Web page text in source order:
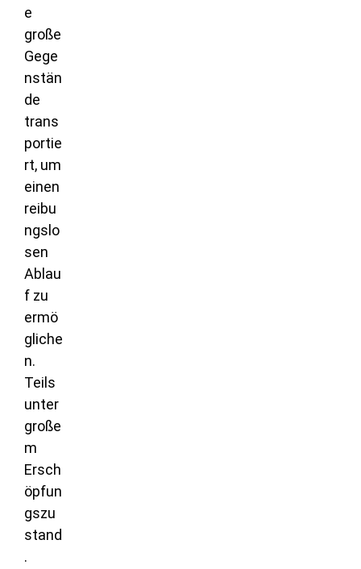
e
große
Gege
nstän
de
trans
portie
rt, um
einen
reibu
ngslo
sen
Ablau
f zu
ermö
gliche
n.
Teils
unter
große
m
Ersch
öpfun
gszu
stand
.